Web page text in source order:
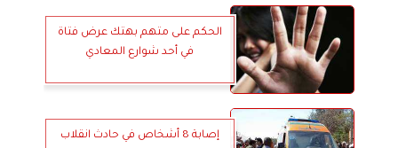
الحكم على متهم بهتك عرض فتاة
في أحد شوارع المعادي
إصابة 8 أشخاص في حادث انقلاب